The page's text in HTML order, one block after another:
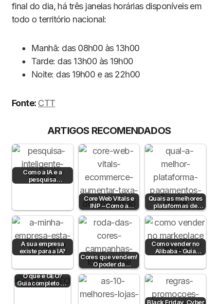
final do dia, há três janelas horárias disponíveis em
todo o território nacional:
Manhã: das 08h00 às 13h00
Tarde: das 13h00 às 19h00
Noite: das 19h00 e as 22h00
Fonte: CTT
ARTIGOS RECOMENDADOS
Como a IA e a
pesquisa
semântica podem
Core Web Vitals e
INP – Como a
Velocidade e
Interatividade do…
Quais as melhores
plataformas de
pagamento em
Portugal em 2026?
A sua empresa
existe para a IA?
Cores que vendem!
O poder da
psicologia da cor
para aumentar…
Como vender no
Alibaba - Guia
Completo para
Portugal
O que é GEO?
Guia completo de
Generative
Black Friday, Cyber